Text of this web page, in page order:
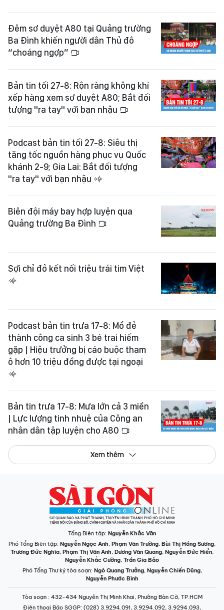
Đêm sơ duyệt A80 tại Quảng trường
Ba Đình khiến người dân Thủ đô
“choáng ngợp”
Bản tin tối 27-8: Rộn ràng không khí
xếp hàng xem sơ duyệt A80; Bắt đối
tượng "ra tay" với bạn nhậu
Podcast bản tin tối 27-8: Siêu thị
tăng tốc nguồn hàng phục vụ Quốc
khánh 2-9; Gia Lai: Bắt đối tượng
"ra tay" với bạn nhậu
Biên đội máy bay hợp luyện qua
Quảng trường Ba Đình
Sợi chỉ đỏ kết nối triệu trái tim Việt
Podcast bản tin trưa 17-8: Mổ đẻ
thành công ca sinh 3 bé trai hiếm
gặp | Hiệu trưởng bị cáo buộc tham
ô hơn 10 triệu đồng được tại ngoại
Bản tin trưa 17-8: Mưa lớn cả 3 miền
| Lực lượng tinh nhuệ của Công an
nhân dân tập luyện cho A80
Xem thêm
Tổng Biên tập: Nguyễn Khắc Văn
Phó Tổng Biên tập: Nguyễn Ngọc Anh, Phạm Văn Trường, Bùi Thị Hồng Sương,
Trương Đức Nghĩa, Phạm Thị Vân Anh, Dương Văn Quang, Nguyễn Đức Hiển,
Nguyễn Khắc Cường, Trần Gia Bảo
Phó Tổng Thư ký tòa soạn: Ngô Quang Trưởng, Nguyễn Chiến Dũng,
Nguyễn Phước Bình
Tòa soạn : 432-434 Nguyễn Thị Minh Khai, Phường Bàn Cờ, TP.HCM
Điện thoại Báo SGGP: (028) 3.9294.091, 3.9294.092, 3.9294.093,